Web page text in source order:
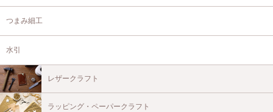
つまみ細工
水引
レザークラフト
ラッピング・ペーパークラフト